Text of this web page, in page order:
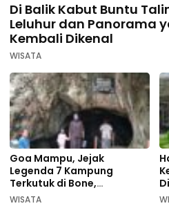
Di Balik Kabut Buntu
Leluhur dan Panorama
Kembali Dikenal
WISATA
Goa Mampu, Jejak
Legenda 7 Kampung
Terkutuk di Bone,
Rekomendasi Liburan
WISATA